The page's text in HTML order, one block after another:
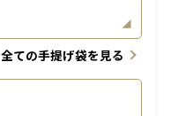
全ての手提げ袋を見る